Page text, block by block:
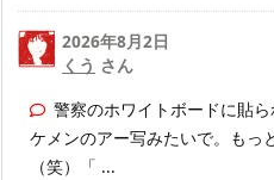
2026年8月2日
くう さん
警察のホワイトボードに貼
ケメンのアー写みたいで。もっ
（笑）「 ...